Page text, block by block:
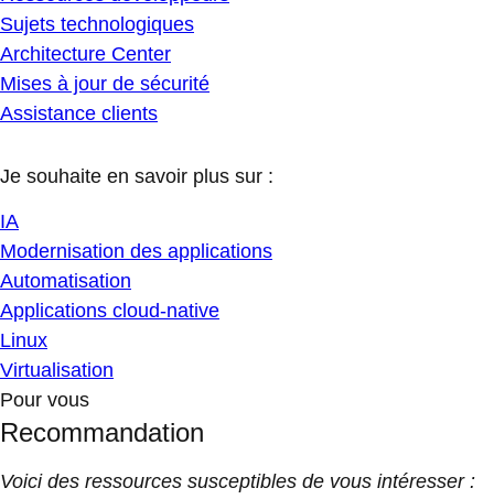
Sujets technologiques
Architecture Center
Mises à jour de sécurité
Assistance clients
Je souhaite en savoir plus sur :
IA
Modernisation des applications
Automatisation
Applications cloud-native
Linux
Virtualisation
Pour vous
Recommandation
Voici des ressources susceptibles de vous intéresser :